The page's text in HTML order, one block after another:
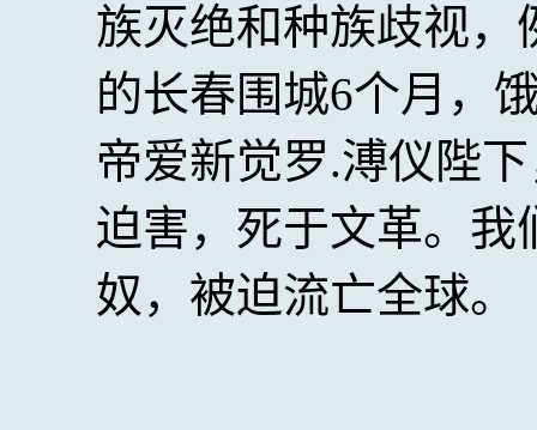
族灭绝和种族歧视，
的长春围城6个月，
帝爱新觉罗.溥仪陛
迫害，死于文革。
奴，被迫流亡全球。